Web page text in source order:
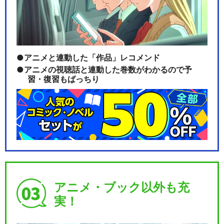
アニメと連動した「作品」レコメンド
アニメの視聴話と連動した巻数がわかるので予
習・復習もばっちり
アニメ・ブック以外も充
実！